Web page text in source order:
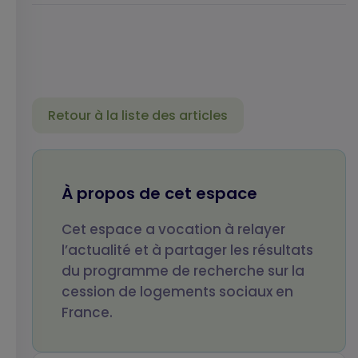
Retour à la liste des articles
À propos de cet espace
Cet espace a vocation à relayer
l’actualité et à partager les résultats
du programme de recherche sur la
cession de logements sociaux en
France.
Votre email
Objet de votre
message